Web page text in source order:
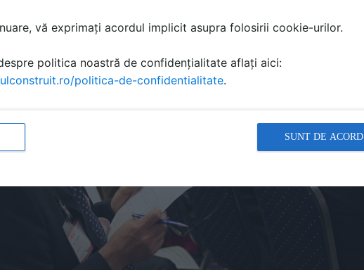
vă exprimați acordul implicit asupra folosirii cookie-urilor.
politica noastră de confidențialitate aflați aici:
politica-de-confidentialitate.
SUNT DE ACORD